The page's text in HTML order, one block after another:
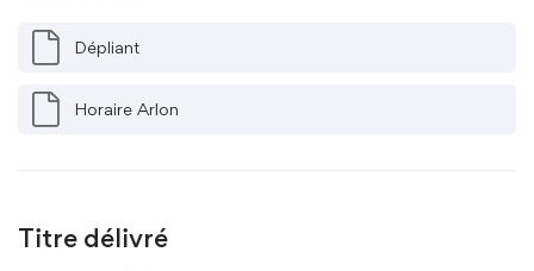
Dépliant
Horaire Arlon
Titre délivré